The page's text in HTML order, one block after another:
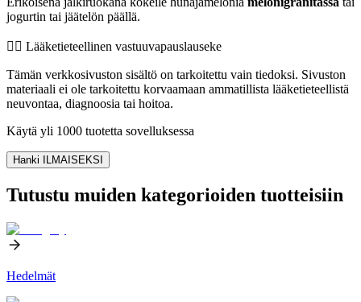
jogurtin tai jäätelön päällä.
👨‍⚕️️ Lääketieteellinen vastuuvapauslauseke
Tämän verkkosivuston sisältö on tarkoitettu vain tiedoksi. Sivuston
materiaali ei ole tarkoitettu korvaamaan ammatillista lääketieteellistä
neuvontaa, diagnoosia tai hoitoa.
Käytä yli 1000 tuotetta sovelluksessa
Hanki ILMAISEKSI
Tutustu muiden kategorioiden tuotteisiin
Hedelmät